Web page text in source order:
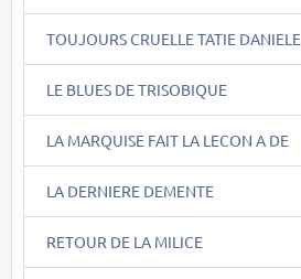
TOUJOURS CRUELLE TATIE DANIELE
LE BLUES DE TRISOBIQUE
LA MARQUISE FAIT LA LECON A DE
LA DERNIERE DEMENTE
RETOUR DE LA MILICE